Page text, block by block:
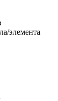
элемента